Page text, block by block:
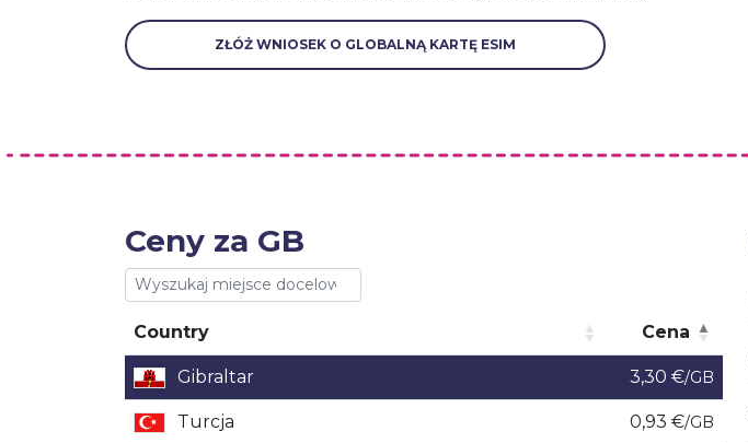
ZŁÓŻ WNIOSEK O GLOBALNĄ KARTĘ ESIM
Ceny za GB
Country
Cena
Country
Cena
Gibraltar 3,30 €/GB
Turcja 0,93 €/GB